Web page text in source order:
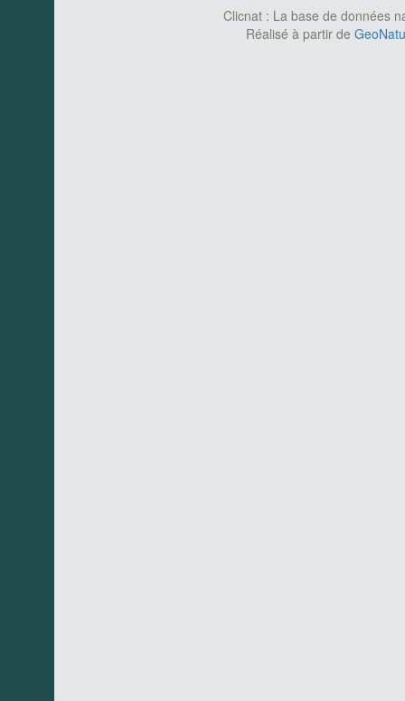
Clicnat : La base de données
Réalisé à partir de